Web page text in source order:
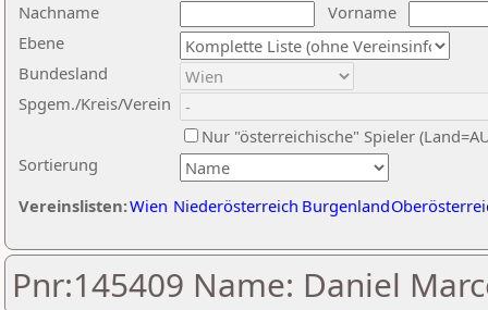
Nachname
Vorname
Ebene
Sortierung
Bundesland
Spgem./Kreis/Verein
Nur "österreichische" Spieler
Vereinslisten:Wien Niederösterreich Burgenland
Pnr:145409 Name: Daniel